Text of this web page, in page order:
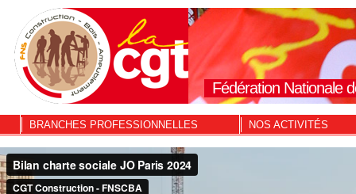
Fédération Nationale
BRANCHES PROFESSIONNELLES NOS ACTIVITÉS